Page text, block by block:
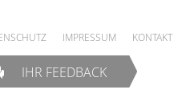
IMPRESSUM KONTAKT
IHR FEEDBACK